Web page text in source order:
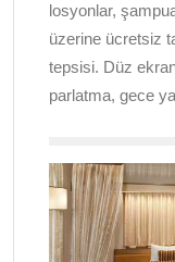
losyonlar,
üzerine ücretsiz
tepsisi. Düz
parlatma, gece